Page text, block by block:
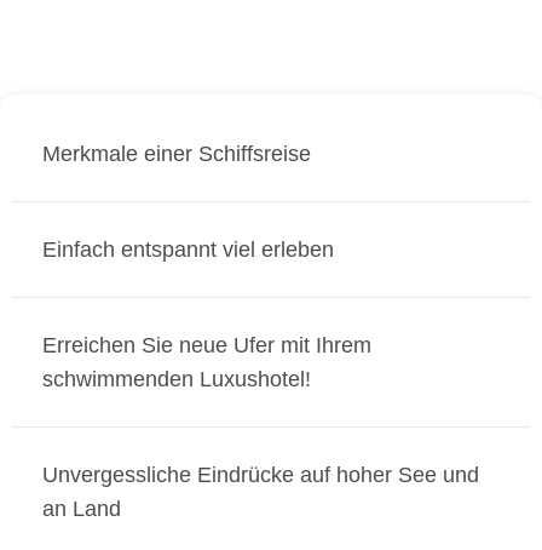
Merkmale einer Schiffsreise
Einfach entspannt viel erleben
Erreichen Sie neue Ufer mit Ihrem
schwimmenden Luxushotel!
Unvergessliche Eindrücke auf hoher See und
an Land